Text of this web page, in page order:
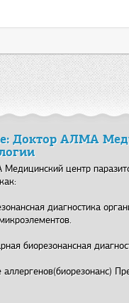
Доктор АЛМА
центр
диагностика
биорезонансная
аллергенов(биорезонанс)